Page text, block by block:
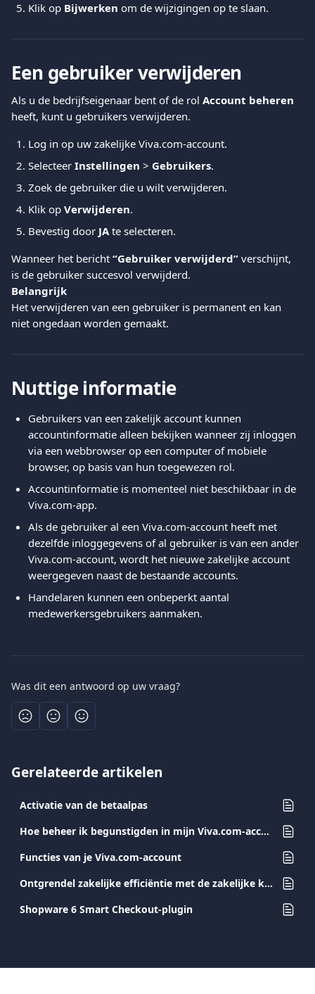
Klik op Bijwerken om de wijzigingen op te slaan.
Een gebruiker verwijderen
Als u de bedrijfseigenaar bent of de rol Account beheren
heeft, kunt u gebruikers verwijderen.
Log in op uw zakelijke Viva.com-account.
Selecteer Instellingen > Gebruikers.
Zoek de gebruiker die u wilt verwijderen.
Klik op Verwijderen.
Bevestig door JA te selecteren.
Wanneer het bericht “Gebruiker verwijderd” verschijnt,
is de gebruiker succesvol verwijderd.
Belangrijk
Het verwijderen van een gebruiker is permanent en kan
niet ongedaan worden gemaakt.
Nuttige informatie
Gebruikers van een zakelijk account kunnen
accountinformatie alleen bekijken wanneer zij inloggen
via een webbrowser op een computer of mobiele
browser, op basis van hun toegewezen rol.
Accountinformatie is momenteel niet beschikbaar in de
Viva.com-app.
Als de gebruiker al een Viva.com-account heeft met
dezelfde inloggegevens of al gebruiker is van een ander
Viva.com-account, wordt het nieuwe zakelijke account
weergegeven naast de bestaande accounts.
Handelaren kunnen een onbeperkt aantal
medewerkersgebruikers aanmaken.
Was dit een antwoord op uw vraag?
Gerelateerde artikelen
Activatie van de betaalpas
Hoe beheer ik begunstigden in mijn Viva.com-account?
Functies van je Viva.com-account
Ontgrendel zakelijke efficiëntie met de zakelijke kaarten van Viva.com
Shopware 6 Smart Checkout-plugin